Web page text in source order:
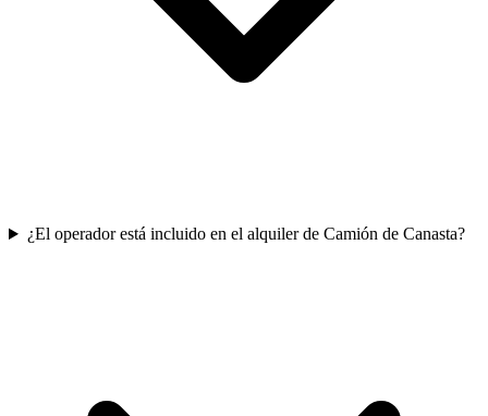
¿El operador está incluido en el alquiler de Camión de Canasta?